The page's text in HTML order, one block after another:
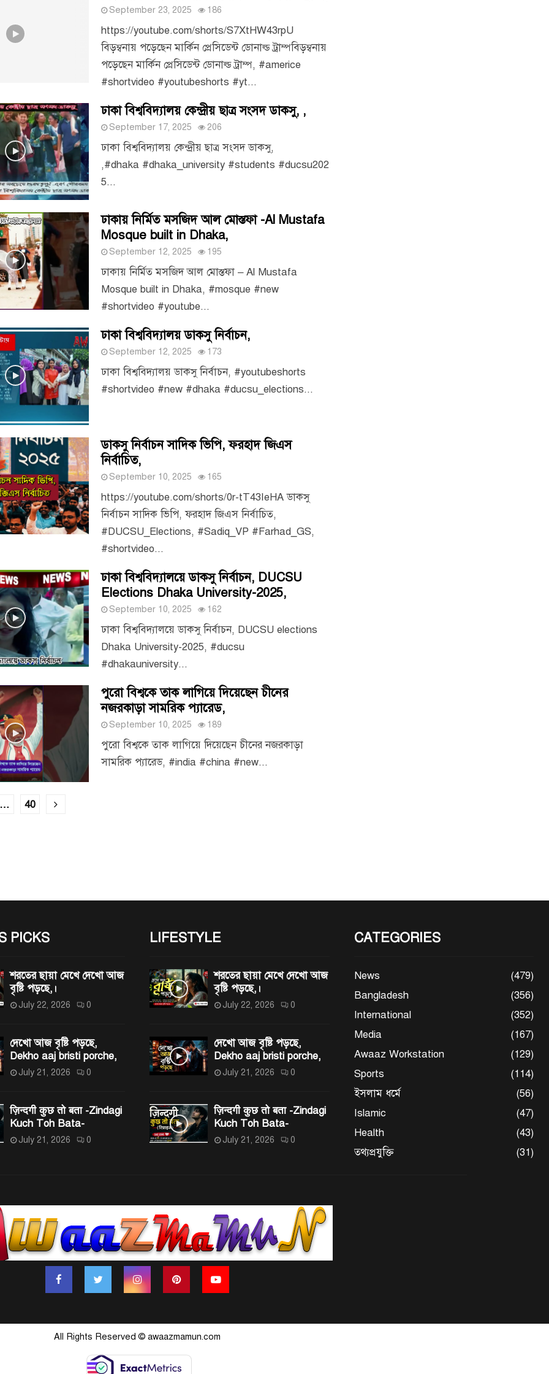
September 23, 2025 186
https://youtube.com/shorts/S7XtHW43rpU
বিড়ম্বনায় পড়েছেন মার্কিন প্রেসিডেন্ট ডোনাল্ড ট্রাম্পবিড়ম্বনায়
পড়েছেন মার্কিন প্রেসিডেন্ট ডোনাল্ড ট্রাম্প, #americe
#shortvideo #youtubeshorts #yt...
ঢাকা বিশ্ববিদ্যালয় কেন্দ্রীয় ছাত্র সংসদ ডাকসু, ,
September 17, 2025 206
ঢাকা বিশ্ববিদ্যালয় কেন্দ্রীয় ছাত্র সংসদ ডাকসু,
,#dhaka #dhaka_university #students #ducsu202
5...
ঢাকায় নির্মিত মসজিদ আল মোস্তফা -Al Mustafa
Mosque built in Dhaka,
September 12, 2025 195
ঢাকায় নির্মিত মসজিদ আল মোস্তফা – Al Mustafa
Mosque built in Dhaka, #mosque #new
#shortvideo #youtube...
ঢাকা বিশ্ববিদ্যালয় ডাকসু নির্বাচন,
September 12, 2025 173
ঢাকা বিশ্ববিদ্যালয় ডাকসু নির্বাচন, #youtubeshorts
#shortvideo #new #dhaka #ducsu_elections...
ডাকসু নির্বাচন সাদিক ভিপি, ফরহাদ জিএস
নির্বাচিত,
September 10, 2025 165
https://youtube.com/shorts/0r-tT43IeHA ডাকসু
নির্বাচন সাদিক ভিপি, ফরহাদ জিএস নির্বাচিত,
#DUCSU_Elections, #Sadiq_VP #Farhad_GS,
#shortvideo...
ঢাকা বিশ্ববিদ্যালয়ে ডাকসু নির্বাচন, DUCSU
Elections Dhaka University-2025,
September 10, 2025 162
ঢাকা বিশ্ববিদ্যালয়ে ডাকসু নির্বাচন, DUCSU elections
Dhaka University-2025, #ducsu
#dhakauniversity...
পুরো বিশ্বকে তাক লাগিয়ে দিয়েছেন চীনের
নজরকাড়া সামরিক প্যারেড,
September 10, 2025 189
পুরো বিশ্বকে তাক লাগিয়ে দিয়েছেন চীনের নজরকাড়া
সামরিক প্যারেড, #india #china #new...
… 40
PICKS
শরতের ছায়া মেখে দেখো আজ
বৃষ্টি পড়ছে,।
July 22, 2026 0
দেখো আজ বৃষ্টি পড়ছে,
Dekho aaj bristi porche,
July 21, 2026 0
ज़िन्दगी कुछ तो बता -Zindagi
Kuch Toh Bata-
July 21, 2026 0
LIFESTYLE
শরতের ছায়া মেখে দেখো আজ
বৃষ্টি পড়ছে,।
July 22, 2026 0
দেখো আজ বৃষ্টি পড়ছে,
Dekho aaj bristi porche,
July 21, 2026 0
ज़िन्दगी कुछ तो बता -Zindagi
Kuch Toh Bata-
July 21, 2026 0
CATEGORIES
News
(479)
Bangladesh
(356)
International
(352)
Media
(167)
Awaaz Workstation
(129)
Sports
(114)
ইসলাম ধর্মে
(56)
Islamic
(47)
Health
(43)
তথ্যপ্রযুক্তি
(31)
All Rights Reserved © awaazmamun.com